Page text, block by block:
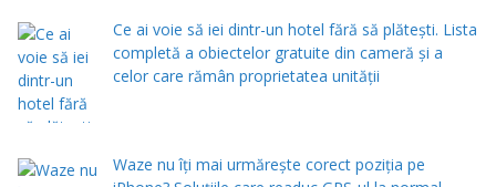
Ce ai voie să iei dintr-un hotel fără să plătești. Lista
completă a obiectelor gratuite din cameră și a
celor care rămân proprietatea unității
Waze nu îți mai urmărește corect poziția pe